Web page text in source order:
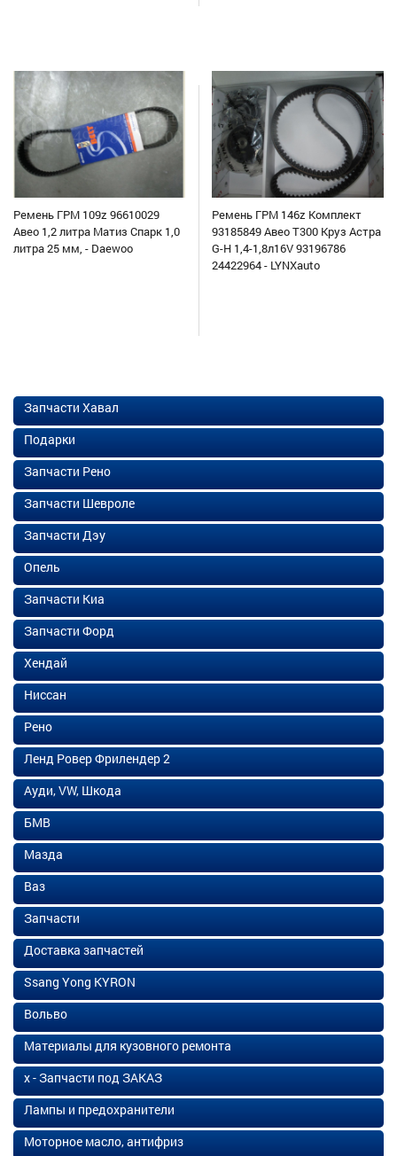
Ремень ГРМ 109z 96610029
Авео 1,2 литра Матиз Спарк 1,0
литра 25 мм, - Daewoo
Ремень ГРМ 146z Комплект
93185849 Авео Т300 Круз Астра
G-H 1,4-1,8л16V 93196786
24422964 - LYNXauto
Запчасти Хавал
Подарки
Запчасти Рено
Запчасти Шевроле
Запчасти Дэу
Опель
Запчасти Киа
Запчасти Форд
Хендай
Ниссан
Рено
Ленд Ровер Фрилендер 2
Ауди, VW, Шкода
БМВ
Мазда
Ваз
Запчасти
Доставка запчастей
Ssang Yong KYRON
Вольво
Материалы для кузовного ремонта
х - Запчасти под ЗАКАЗ
Лампы и предохранители
Моторное масло, антифриз